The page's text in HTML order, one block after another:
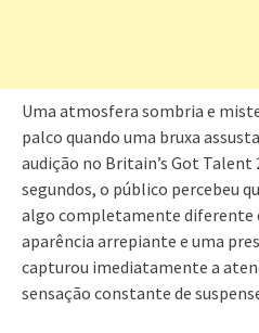
Uma atmosfera sombria e
palco quando uma bruxa
audição no Britain’s Got Talent
segundos, o público percebeu
algo completamente diferente
aparência arrepiante e uma
capturou imediatamente a
sensação constante de